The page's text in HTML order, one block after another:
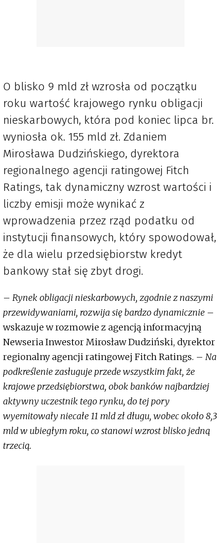
O blisko 9 mld zł wzrosła od początku
roku wartość krajowego rynku obligacji
nieskarbowych, która pod koniec lipca br.
wyniosła ok. 155 mld zł. Zdaniem
Mirosława Dudzińskiego, dyrektora
regionalnego agencji ratingowej Fitch
Ratings, tak dynamiczny wzrost wartości i
liczby emisji może wynikać z
wprowadzenia przez rząd podatku od
instytucji finansowych, który spowodował,
że dla wielu przedsiębiorstw kredyt
bankowy stał się zbyt drogi.
– Rynek obligacji nieskarbowych, zgodnie z naszymi
przewidywaniami, rozwija się bardzo dynamicznie –
wskazuje w rozmowie z agencją informacyjną
Newseria Inwestor Mirosław Dudziński, dyrektor
regionalny agencji ratingowej Fitch Ratings. – Na
podkreślenie zasługuje przede wszystkim fakt, że
krajowe przedsiębiorstwa, obok banków najbardziej
aktywny uczestnik tego rynku, do tej pory
wyemitowały niecałe 11 mld zł długu, wobec około 8,3
mld w ubiegłym roku, co stanowi wzrost blisko jedną
trzecią.